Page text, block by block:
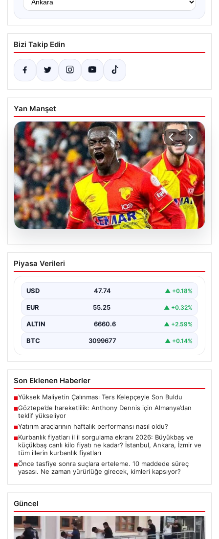
Bizi Takip Edin
Yan Manşet
07.08.2026
Göztepe’de hareketlilik: Anthony
Dennis için Almanya’dan teklif
Süper Lig temsilcisi Göztepe'nin orta sahasında görev
Piyasa Verileri
USD 47.74 ▲ +0.18%
EUR 55.25 ▲ +0.32%
ALTIN 6660.6 ▲ +2.59%
BTC 3099677 ▲ +0.14%
Son Eklenen Haberler
■Yüksek Maliyetin Çalınması Ters Kelepçeyle Son Buldu
■Göztepe’de hareketlilik: Anthony Dennis için Almanya’dan
teklif yükseliyor
■Yatırım araçlarının haftalık performansı nasıl oldu?
■Kurbanlık fiyatları il il sorgulama ekranı 2026: Büyükbaş ve
küçükbaş canlı kilo fiyatı ne kadar? İstanbul, Ankara, İzmir ve
tüm illerin kurbanlık fiyatları
■Önce tasfiye sonra suçlara erteleme. 10 maddede süreç
yasası. Ne zaman yürürlüğe girecek, kimleri kapsıyor?
Güncel